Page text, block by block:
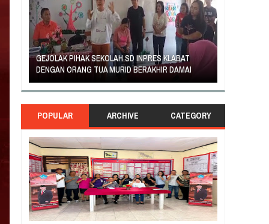
GEJOLAK PIHAK SEKOLAH SD INPRES KLABAT
DENGAN ORANG TUA MURID BERAKHIR DAMAI
POPULAR ARCHIVE CATEGORY